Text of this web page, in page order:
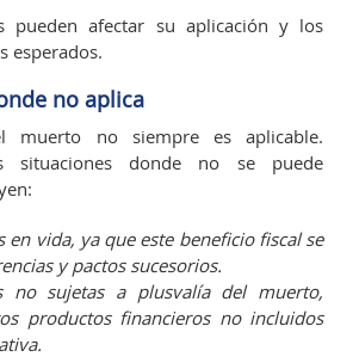
pueden afectar su aplicación y los
esperados.
no aplica
muerto no siempre es aplicable.
situaciones donde no se puede
en vida, ya que este beneficio fiscal se
y pactos sucesorios.
no sujetas a plusvalía del muerto,
productos financieros no incluidos